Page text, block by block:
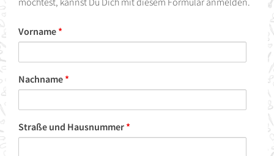
Vorname *
Nachname *
Straße und Hausnummer *